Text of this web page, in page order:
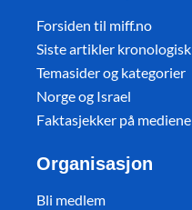
Forsiden til miff.no
Siste artikler kronologisk
Temasider og kategorier
Norge og Israel
Faktasjekker på mediene
Organisasjon
Bli medlem